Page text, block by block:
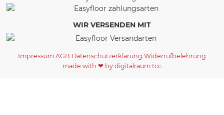
WIR VERSENDEN MIT
Impressum AGB Datenschutzerklärung Widerrufbelehrung
made with ❤ by digitalraum tcc